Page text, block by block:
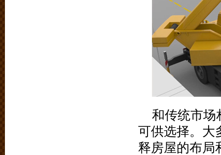
和传统市场
可供选择。大
释房屋的布局